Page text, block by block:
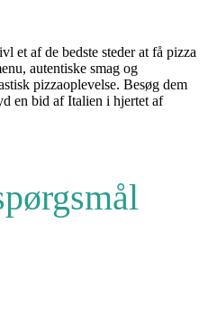
et af de bedste steder at få pizza
autentiske smag og
pizzaoplevelse. Besøg dem
en bid af Italien i hjertet af